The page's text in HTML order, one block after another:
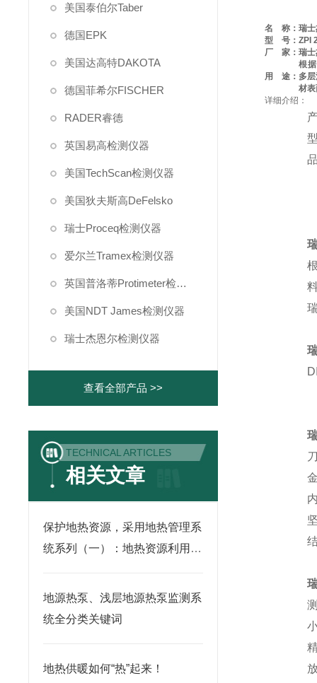
美国泰伯尔Taber
德国EPK
美国达高特DAKOTA
德国菲希尔FISCHER
RADER睿德
英国易高检测仪器
美国TechScan检测仪器
美国狄夫斯高DeFelsko
瑞士Proceq检测仪器
爱尔兰Tramex检测仪器
英国普洛蒂Protimeter检测仪器
美国NDT James检测仪器
瑞士杰恩尔检测仪器
查看全部产品 >>
TECHNICAL ARTICLES
相关文章
保护地热资源，采用地热管理系
统系列（一）：地热资源利用的
地源热泵、浅层地源热泵监测系
统全分类关键词
地热供暖如何“热”起来！
名 称：瑞
型 号：ZPI
厂 家：瑞
用 途：
根
多
材
详细介绍：